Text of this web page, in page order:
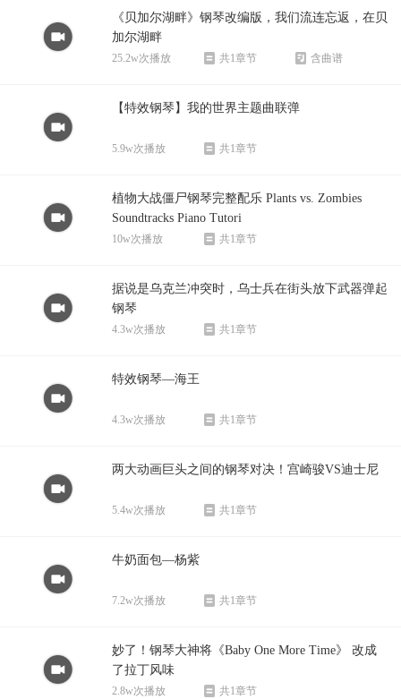
《贝加尔湖畔》钢琴改编版，我们流连忘返，在贝
加尔湖畔
25.2w次播放 共1章节 含曲谱
【特效钢琴】我的世界主题曲联弹
5.9w次播放 共1章节
植物大战僵尸钢琴完整配乐 Plants vs. Zombies
Soundtracks Piano Tutori
10w次播放 共1章节
据说是乌克兰冲突时，乌士兵在街头放下武器弹起
钢琴
4.3w次播放 共1章节
特效钢琴—海王
4.3w次播放 共1章节
两大动画巨头之间的钢琴对决！宫崎骏VS迪士尼
5.4w次播放 共1章节
牛奶面包—杨紫
7.2w次播放 共1章节
妙了！钢琴大神将《Baby One More Time》 改成
了拉丁风味
2.8w次播放 共1章节